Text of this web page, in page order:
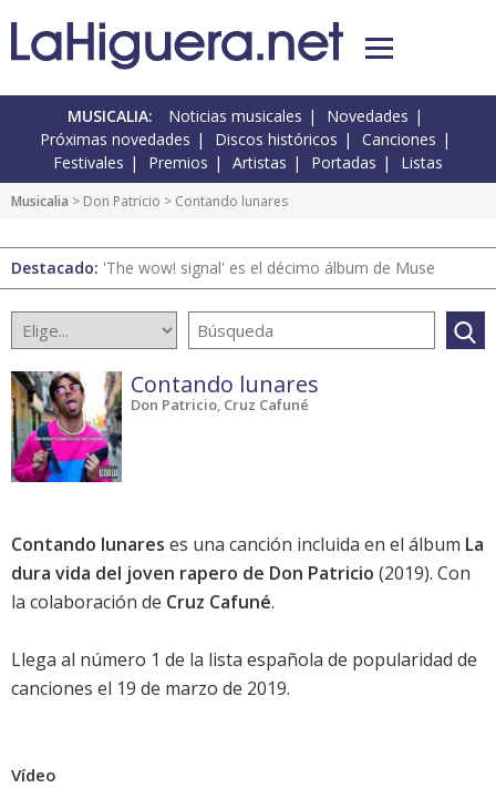
MUSICALIA: Noticias musicales
Novedades
Próximas novedades
Discos históricos
Canciones
Festivales
Premios Artistas Portadas Listas
Musicalia > Don Patricio > Contando lunares
Destacado: 'The wow! signal' es el décimo álbum de Muse
Contando lunares
Don Patricio, Cruz Cafuné
Contando lunares es una canción incluida en el álbum La
dura vida del joven rapero de Don Patricio (2019). Con
la colaboración de Cruz Cafuné.
Llega al número 1 de la lista española de popularidad de
canciones el 19 de marzo de 2019.
Vídeo